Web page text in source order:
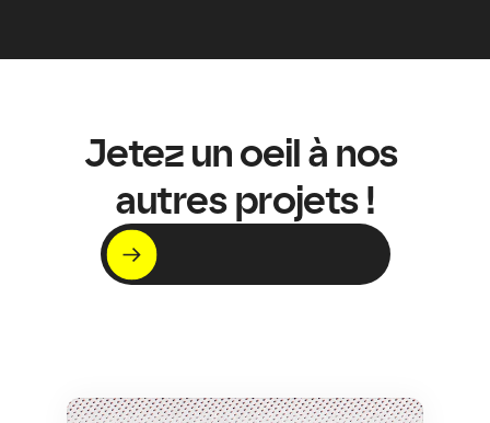
Jetez un oeil à nos
autres projets !
Voir nos projets
C'est par ici !